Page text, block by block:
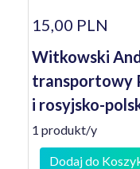
15,00 PLN
Witkowski
transportowy
i rosyjsko-
1 produkt/y
Dodaj do